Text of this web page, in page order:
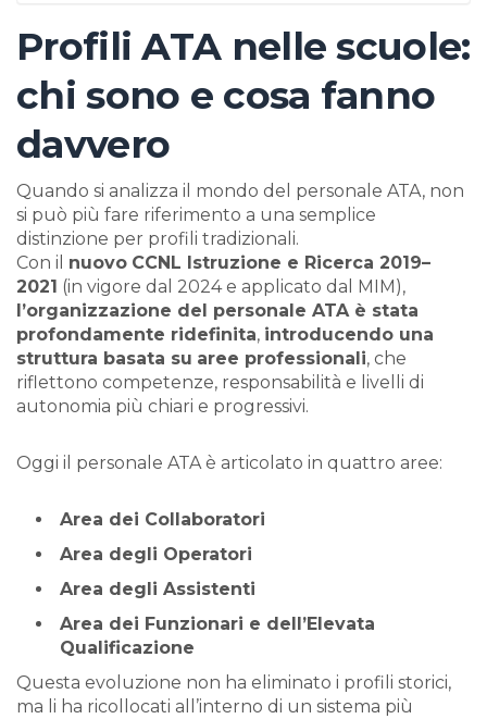
Profili ATA nelle scuole:
chi sono e cosa fanno
davvero
Quando si analizza il mondo del personale ATA, non
si può più fare riferimento a una semplice
distinzione per profili tradizionali.
Con il nuovo CCNL Istruzione e Ricerca 2019–
2021 (in vigore dal 2024 e applicato dal MIM),
l’organizzazione del personale ATA è stata
profondamente ridefinita, introducendo una
struttura basata su aree professionali, che
riflettono competenze, responsabilità e livelli di
autonomia più chiari e progressivi.
Oggi il personale ATA è articolato in quattro aree:
Area dei Collaboratori
Area degli Operatori
Area degli Assistenti
Area dei Funzionari e dell’Elevata
Qualificazione
Questa evoluzione non ha eliminato i profili storici,
ma li ha ricollocati all’interno di un sistema più